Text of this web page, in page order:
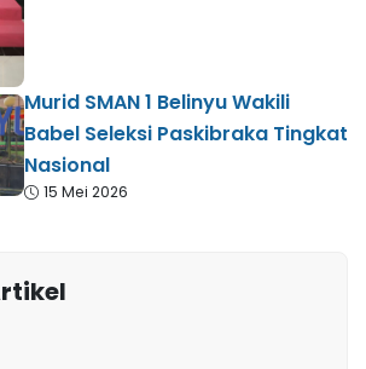
Murid SMAN 1 Belinyu Wakili
Babel Seleksi Paskibraka Tingkat
Nasional
15 Mei 2026